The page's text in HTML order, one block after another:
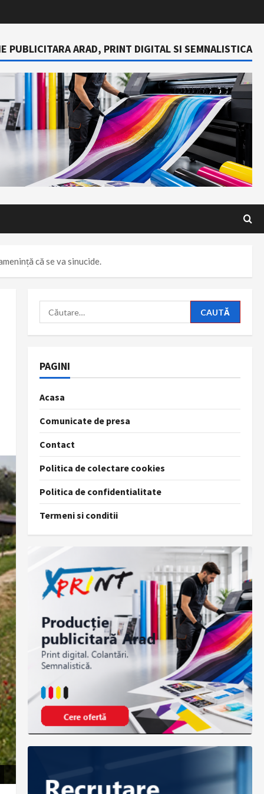
PUBLICITARA ARAD, PRINT DIGITAL SI SEMNALISTICA
că se va sinucide.
Caută
după:
PAGINI
Acasa
Comunicate de presa
Contact
Politica de colectare cookies
Politica de confidentialitate
Termeni si conditii